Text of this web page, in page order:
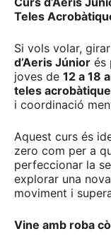
Teles
Si vols volar,
d’Aeris Júnior és
joves de 12 a 18
teles
i coordinació
Aquest curs és
zero com per a
perfeccionar la
explorar una
moviment i
Vine amb roba